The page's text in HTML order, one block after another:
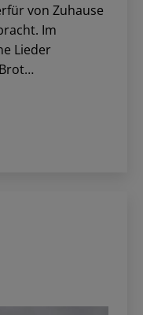
von Zuhause
Im
Lieder